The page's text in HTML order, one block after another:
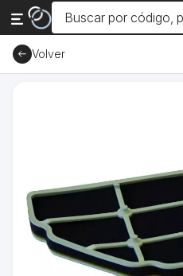
Volver